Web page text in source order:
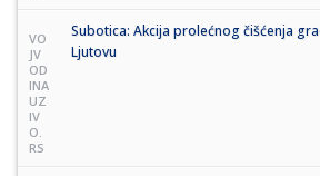
VO
JV
OD
INA
UZ
IV
O.
RS
Subotica: Akcija prolećnog čišćenja
Ljutovu